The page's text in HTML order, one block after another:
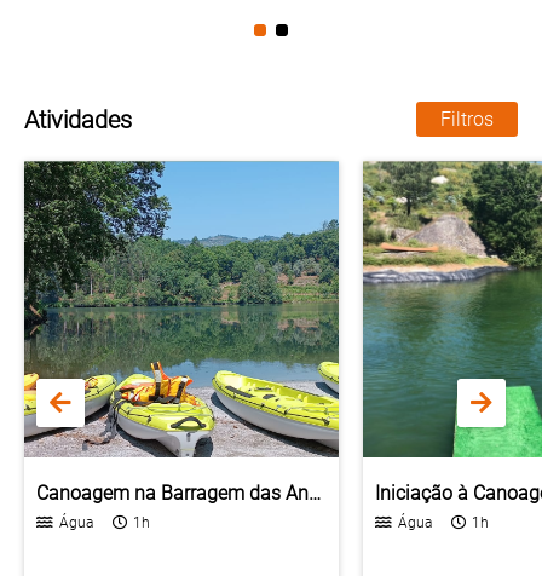
Atividades Filtros
Canoagem na Barragem das Andorinhas
Água 1h
Iniciação à
Água 1h